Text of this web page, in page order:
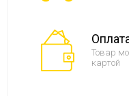
Товар
картой